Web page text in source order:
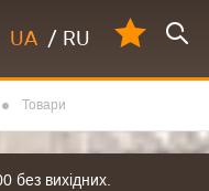
UA / RU
Товари
без вихідних.